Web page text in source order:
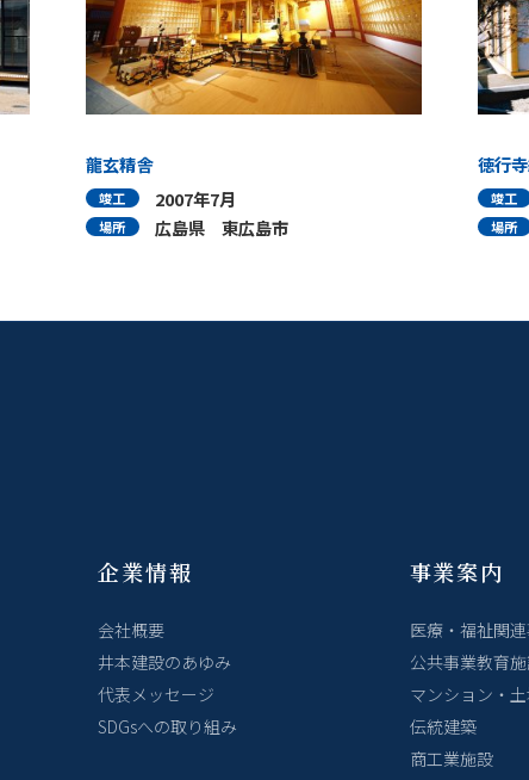
龍玄精舎
竣工 2007年7月
場所 広島県 東広島市
徳行
竣工
場所
企業情報
会社概要
井本建設のあゆみ
代表メッセージ
SDGsへの取り組み
事業案内
医療・福祉関
公共事業教育
マンション・
伝統建築
商工業施設